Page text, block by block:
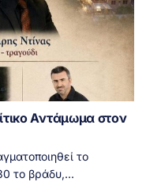
Αντάμωμα στον
το
το βράδυ,...